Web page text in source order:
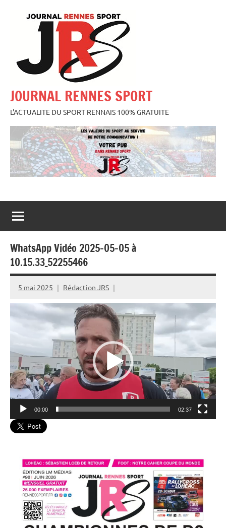
JOURNAL RENNES SPORT
L'ACTUALITE DU SPORT RENNAIS 100% GRATUITE
WhatsApp Vidéo 2025-05-05 à
10.15.33_52255466
5 mai 2025 Rédaction JRS
Lecteur
00:00 02:37